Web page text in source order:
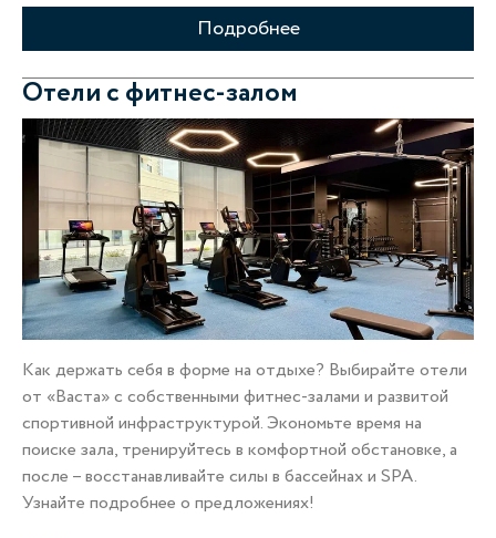
Подробнее
Отели с фитнес‑залом
Как держать себя в форме на отдыхе? Выбирайте отели
от «Васта» с собственными фитнес-залами и развитой
спортивной инфраструктурой. Экономьте время на
поиске зала, тренируйтесь в комфортной обстановке, а
после – восстанавливайте силы в бассейнах и SPA.
Узнайте подробнее о предложениях!